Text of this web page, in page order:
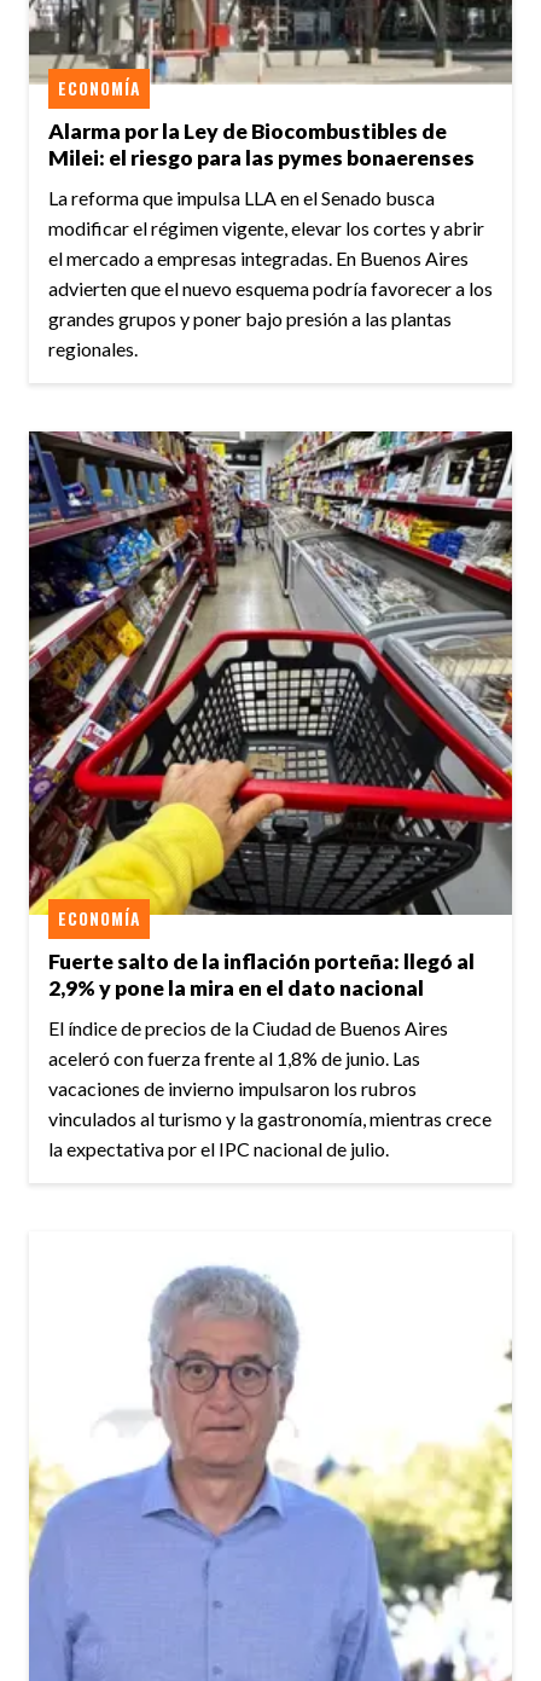
Alarma por la Ley de Biocombustibles de
Milei: el riesgo para las pymes bonaerenses
ECONOMÍA
La reforma que impulsa LLA en el Senado busca
modificar el régimen vigente, elevar los cortes y abrir
el mercado a empresas integradas. En Buenos Aires
advierten que el nuevo esquema podría favorecer a los
grandes grupos y poner bajo presión a las plantas
regionales.
Fuerte salto de la inflación porteña: llegó al
2,9% y pone la mira en el dato nacional
ECONOMÍA
El índice de precios de la Ciudad de Buenos Aires
aceleró con fuerza frente al 1,8% de junio. Las
vacaciones de invierno impulsaron los rubros
vinculados al turismo y la gastronomía, mientras crece
la expectativa por el IPC nacional de julio.